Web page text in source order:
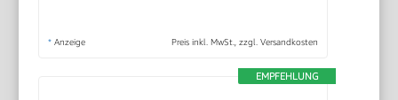
* Anzeige Preis inkl. MwSt., zzgl. Versandkosten
EMPFEHLUNG